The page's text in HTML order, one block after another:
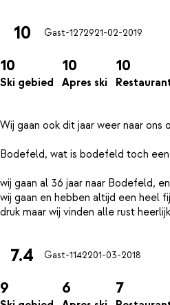
10 Gast-1272921-02-2019
10
Ski gebied
10
Apres ski
10
Wij gaan ook dit jaar weer naar ons
Bodefeld, wat is bodefeld toch
wij gaan al 36 jaar naar Bodefeld,
wij gaan en hebben altijd een heel
7.4 Gast-1142201-03-2018
9 6 7